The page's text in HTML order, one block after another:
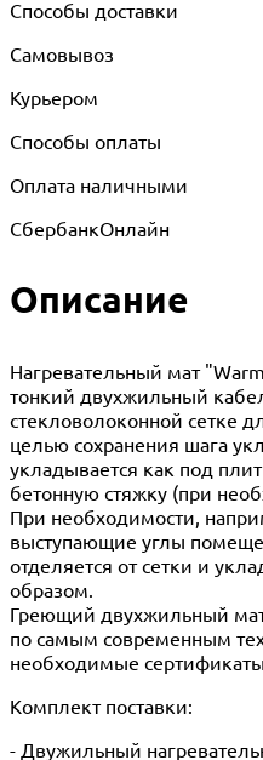
Способы доставки
Самовывоз
Курьером
Способы оплаты
Оплата наличными
СбербанкОнлайн
Описание
Нагревательный мат
тонкий двухжильный
стекловолоконной сетке
целью сохранения шага
укладывается как под
бетонную стяжку (при
При необходимости,
выступающие углы
отделяется от сетки и
образом.
Греющий двухжильный
по самым современным
необходимые
Комплект поставки:
- Двужильный